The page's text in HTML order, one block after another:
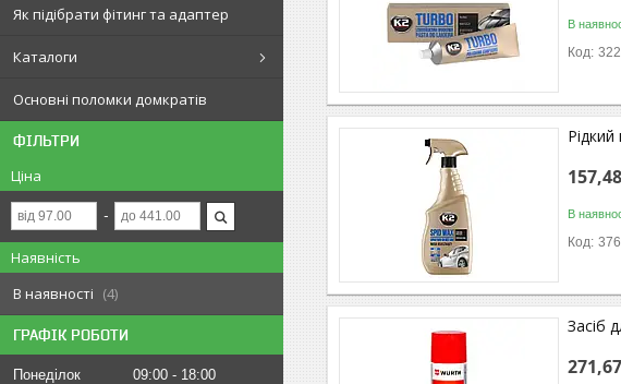
Як підібрати фітинг та адаптер
Каталоги
Основні поломки домкратів
ФІЛЬТРИ
Ціна
Наявність
В наявності
4
ГРАФІК РОБОТИ
Понеділок 09:00
18:00
В
В
Засіб